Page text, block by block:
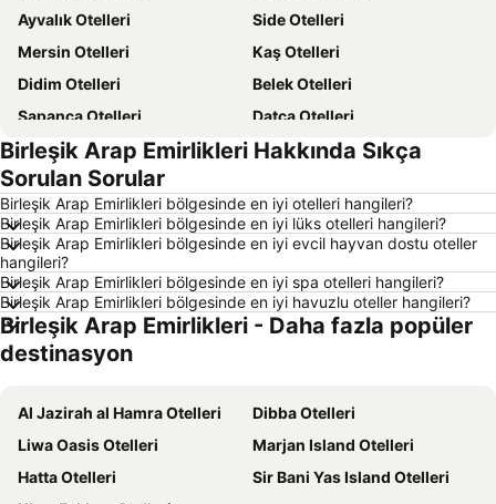
Ayvalık Otelleri
Side Otelleri
Mersin Otelleri
Kaş Otelleri
Didim Otelleri
Belek Otelleri
Sapanca Otelleri
Datça Otelleri
İstanbul Otelleri
Alaçatı Otelleri
İzmir Otelleri
Bozcaada Otelleri
Manavgat Otelleri
Çanakkale Otelleri
Ölüdeniz Otelleri
Erdek Otelleri
Türkiye Otelleri
Aydın Çevresi Otelleri
Kapadokya Otelleri
İzmir Çevresi Otelleri
Mersin Çevresi Otelleri
Çanakkale Çevresi Otelleri
Samos Otelleri
Yunanistan Otelleri
Sakız Adası Otelleri
Thassos Island Otelleri
Mısır Otelleri
Birleşik Arap Emirlikleri Hakkında Sıkça
Sorulan Sorular
Birleşik Arap Emirlikleri bölgesinde en iyi otelleri hangileri?
Birleşik Arap Emirlikleri bölgesinde en iyi lüks otelleri hangileri?
Birleşik Arap Emirlikleri bölgesinde en iyi evcil hayvan dostu oteller
hangileri?
Birleşik Arap Emirlikleri bölgesinde en iyi spa otelleri hangileri?
Birleşik Arap Emirlikleri bölgesinde en iyi havuzlu oteller hangileri?
Birleşik Arap Emirlikleri - Daha fazla popüler
destinasyon
Al Jazirah al Hamra Otelleri
Dibba Otelleri
Liwa Oasis Otelleri
Marjan Island Otelleri
Hatta Otelleri
Sir Bani Yas Island Otelleri